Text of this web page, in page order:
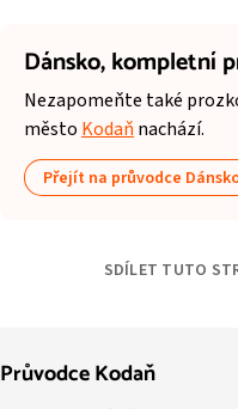
Dánsko,kompletní
Nezapomeňte také
město Kodaň nachází.
Přejít na průvodce
SDÍLET TUTO
Průvodce Kodaň